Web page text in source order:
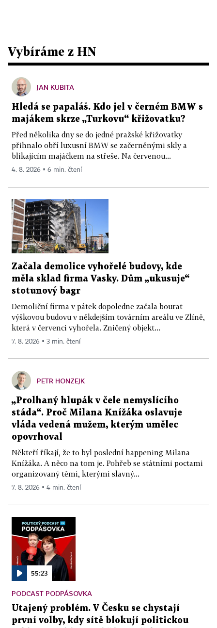
Vybíráme z HN
JAN KUBITA
Hledá se papaláš. Kdo jel v černém BMW s
majákem skrze „Turkovu“ křižovatku?
Před několika dny se do jedné pražské křižovatky
přihnalo obří luxusní BMW se začerněnými skly a
blikajícím majáčkem na střeše. Na červenou...
4. 8. 2026 ▪ 6 min. čtení
Začala demolice vyhořelé budovy, kde
měla sklad firma Vasky. Dům „ukusuje“
stotunový bagr
Demoliční firma v pátek dopoledne začala bourat
výškovou budovu v někdejším továrním areálu ve Zlíně,
která v červenci vyhořela. Zničený objekt...
7. 8. 2026 ▪ 3 min. čtení
PETR HONZEJK
„Prolhaný hlupák v čele nemyslícího
stáda“. Proč Milana Knížáka oslavuje
vláda vedená mužem, kterým umělec
opovrhoval
Někteří říkají, že to byl poslední happening Milana
Knížáka. A něco na tom je. Pohřeb se státními poctami
organizovaný těmi, kterými slavný...
7. 8. 2026 ▪ 4 min. čtení
55:23
PODCAST PODPÁSOVKA
Utajený problém. V Česku se chystají
první volby, kdy sítě blokují politickou